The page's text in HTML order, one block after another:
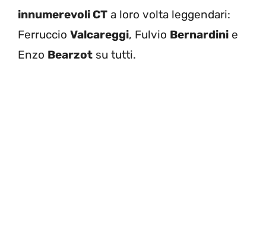
innumerevoli CT a loro volta leggendari:
Ferruccio Valcareggi, Fulvio Bernardini e
Enzo Bearzot su tutti.